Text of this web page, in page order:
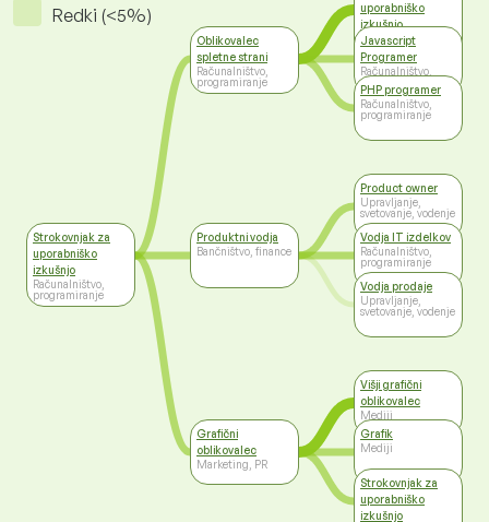
Redki (<5%)
Strokovnjak za
uporabniško
izkušnjo
Računalništvo,
programiranje
Oblikovalec
spletne strani
Računalništvo,
programiranje
Produktni vodja
Bančništvo, finance
Grafični
oblikovalec
Marketing, PR
uporabniško
izkušnjo
Računalništvo,
programiranje
Javascript
Programer
Računalništvo,
programiranje
PHP programer
Računalništvo,
programiranje
Product owner
Upravljanje,
svetovanje, vodenje
Vodja IT izdelkov
Računalništvo,
programiranje
Vodja prodaje
Upravljanje,
svetovanje, vodenje
Višji grafični
oblikovalec
Mediji
Grafik
Mediji
Strokovnjak za
uporabniško
izkušnjo